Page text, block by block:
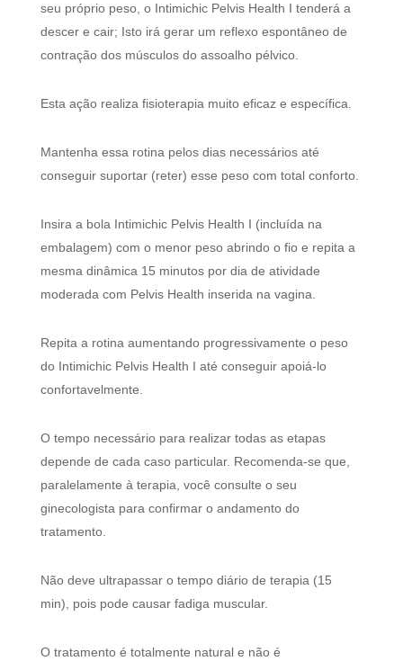
seu próprio peso, o Intimichic Pelvis Health I tenderá a
descer e cair; Isto irá gerar um reflexo espontâneo de
contração dos músculos do assoalho pélvico.
Esta ação realiza fisioterapia muito eficaz e específica.
Mantenha essa rotina pelos dias necessários até
conseguir suportar (reter) esse peso com total conforto.
Insira a bola Intimichic Pelvis Health I (incluída na
embalagem) com o menor peso abrindo o fio e repita a
mesma dinâmica 15 minutos por dia de atividade
moderada com Pelvis Health inserida na vagina.
Repita a rotina aumentando progressivamente o peso
do Intimichic Pelvis Health I até conseguir apoiá-lo
confortavelmente.
O tempo necessário para realizar todas as etapas
depende de cada caso particular. Recomenda-se que,
paralelamente à terapia, você consulte o seu
ginecologista para confirmar o andamento do
tratamento.
Não deve ultrapassar o tempo diário de terapia (15
min), pois pode causar fadiga muscular.
O tratamento é totalmente natural e não é